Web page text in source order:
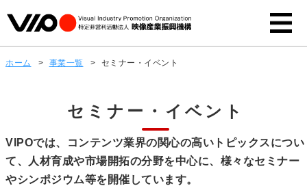
ホーム > 事業一覧 > セミナー・イベント
セミナー・イベント
VIPOでは、コンテンツ業界の関心の高いトピックスについ
て、人材育成や市場開拓の分野を中心に、様々なセミナー
やシンポジウム等を開催しています。